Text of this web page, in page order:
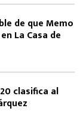
de que Memo
La Casa de
clasifica al